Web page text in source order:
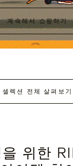
계속해서 쇼핑하기
셀렉션 전체 살펴보기
위한